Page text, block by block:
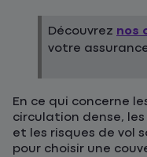
Découvrez nos
votre
En ce qui concerne
circulation dense,
et les risques de vol
pour choisir une